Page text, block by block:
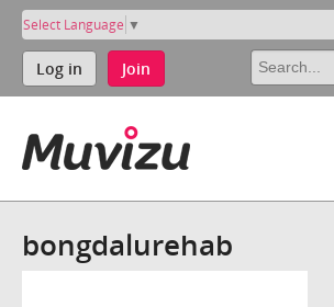
Select Language ▼
Log in Join
bongdalurehab